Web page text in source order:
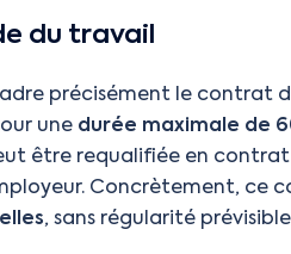
du travail
précisément le contrat
une durée maximale de
être requalifiée en
Concrètement, ce
, sans régularité